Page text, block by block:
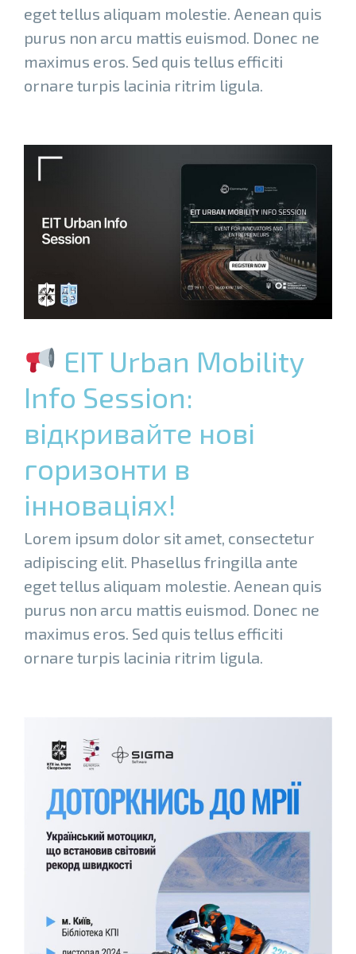
eget tellus aliquam molestie. Aenean quis
purus non arcu mattis euismod. Donec ne
maximus eros. Sed quis tellus efficiti
ornare turpis lacinia ritrim ligula.
EIT Urban Mobility
Info Session:
відкривайте нові
горизонти в
інноваціях!
Lorem ipsum dolor sit amet, consectetur
adipiscing elit. Phasellus fringilla ante
eget tellus aliquam molestie. Aenean quis
purus non arcu mattis euismod. Donec ne
maximus eros. Sed quis tellus efficiti
ornare turpis lacinia ritrim ligula.